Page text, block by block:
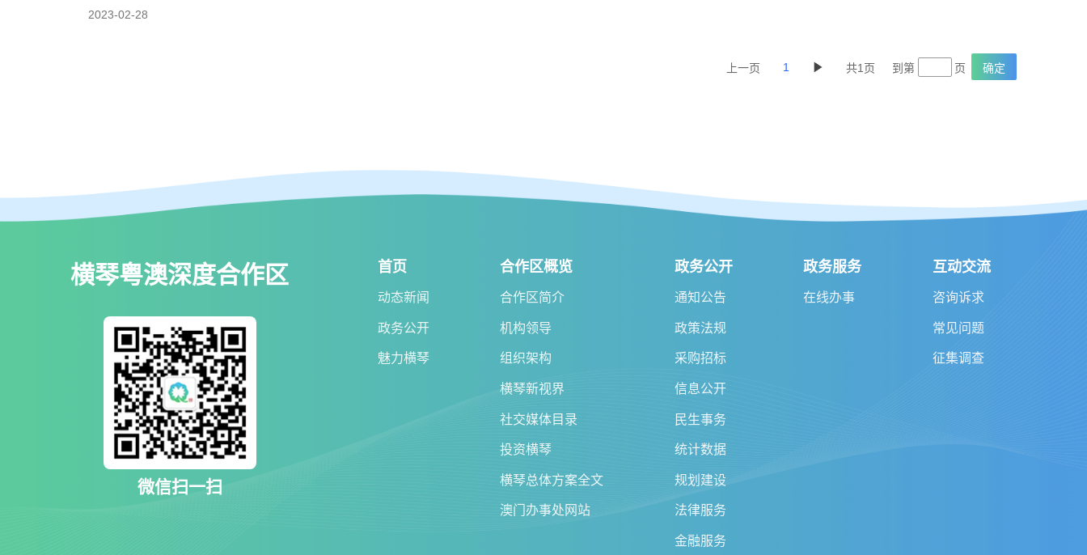
2023-02-28
上一页 1 共1页 到第 页 确定
横琴粤澳深度合作区
微信扫一扫
首页
动态新闻
政务公开
魅力横琴
合作区概览
合作区简介
机构领导
组织架构
横琴新视界
社交媒体目录
投资横琴
横琴总体方案全文
澳门办事处网站
政务公开
通知公告
政策法规
采购招标
信息公开
民生事务
统计数据
规划建设
法律服务
金融服务
政务服务
在线办事
互动交流
咨询诉求
常见问题
征集调查